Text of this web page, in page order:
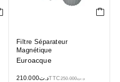
Filtre Séparateur
Magnétique
Euroacque
د.ت250.000 د.ت210.000 TTC